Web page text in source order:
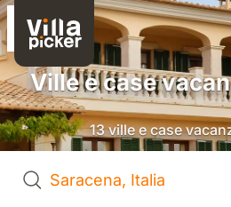
Ville e case
13 ville e case